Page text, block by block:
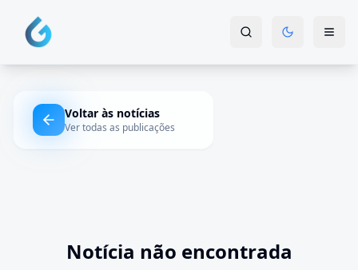
Voltar às notícias
Ver todas as publicações
Notícia não encontrada